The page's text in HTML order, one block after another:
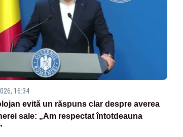
16:34
evită un răspuns clar despre averea
sale: „Am respectat întotdeauna